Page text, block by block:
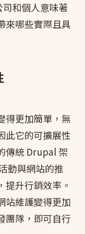
和個人意味著
來哪些實際且具
得更加簡單，無
此它的可擴展性
傳統 Drupal 架
動與網站的推
提升行銷效率。
站維護變得更加
團隊，即可自行